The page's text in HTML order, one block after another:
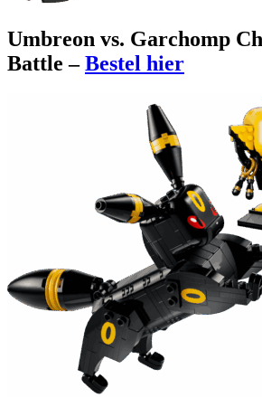
Umbreon vs. Garchomp
Battle –Bestel hier